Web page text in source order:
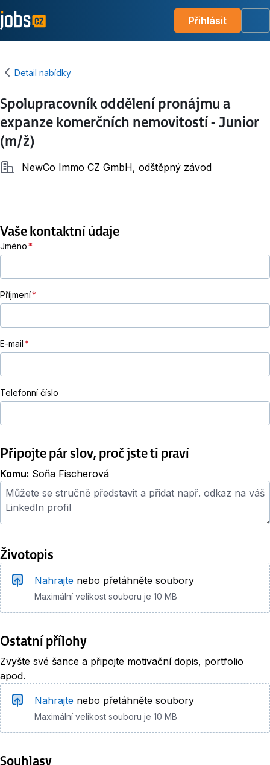
Přihlásit
Detail nabídky
Spolupracovník oddělení pronájmu a
expanze komerčních nemovitostí - Junior
(m/ž)
SpolečnostNewCo Immo CZ GmbH, odštěpný závod
Vaše kontaktní údaje
Jméno
Příjmení
E-mail
Telefonní číslo
Připojte pár slov, proč jste ti praví
Komu: Soňa Fischerová
Průvodní dopis
Životopis
Životopis
Nahrajte nebo přetáhněte soubory
Maximální velikost souboru je 10 MB
Ostatní přílohy
Zvyšte své šance a připojte motivační dopis, portfolio
apod.
Nahrajte nebo přetáhněte soubory
Maximální velikost souboru je 10 MB
Souhlasy